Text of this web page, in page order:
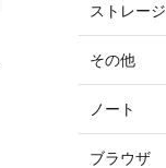
ストレージ
その他
ノート
ブラウザ